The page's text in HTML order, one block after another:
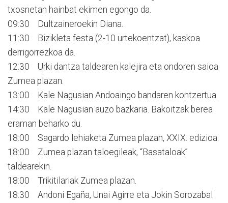
txosnetan hainbat ekimen egongo da.
09:30 Dultzaineroekin Diana.
11:30 Bizikleta festa (2-10 urtekoentzat), kaskoa
derrigorrezkoa da.
12:30 Urki dantza taldearen kalejira eta ondoren saioa
Zumea plazan.
13:00 Kale Nagusian Andoaingo bandaren kontzertua.
14:30 Kale Nagusian auzo bazkaria. Bakoitzak berea
eraman beharko du.
18:00 Sagardo lehiaketa Zumea plazan, XXIX. edizioa.
18:00 Zumea plazan taloegileak, “Basataloak”
taldearekin.
18:00 Trikitilariak Zumea plazan.
18:30 Andoni Egaña, Unai Agirre eta Jokin Sorozabal